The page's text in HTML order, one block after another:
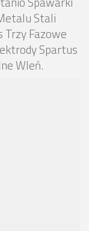
Stali
Fazowe
Spartus
Wleń.